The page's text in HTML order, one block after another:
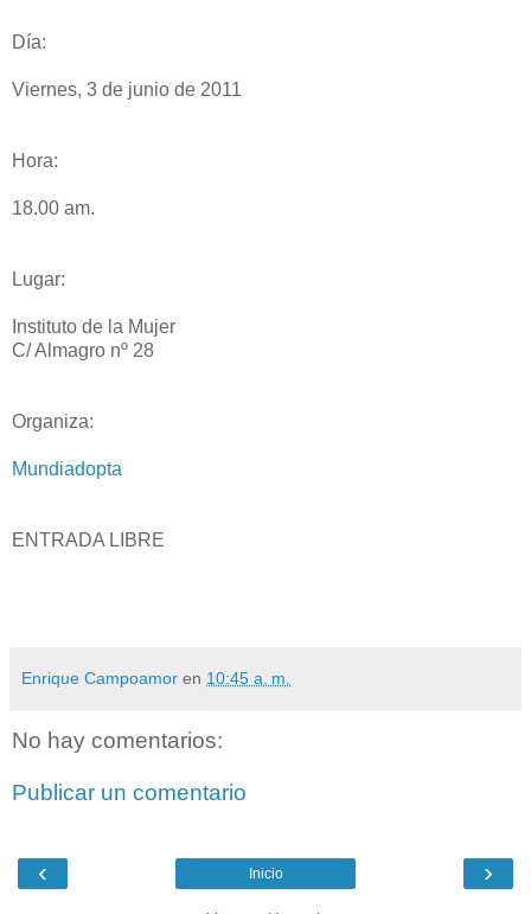
Día:
Viernes, 3 de junio de 2011
Hora:
18.00 am.
Lugar:
Instituto de la Mujer
C/ Almagro nº 28
Organiza:
Mundiadopta
ENTRADA LIBRE
Enrique Campoamor en 10:45 a. m.
No hay comentarios:
Publicar un comentario
‹ ›
Inicio